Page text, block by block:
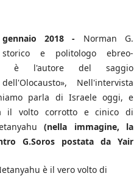
2018 - Norman G.
storico e politologo ebreo-
è l'autore del saggio
Nell'intervista
parla di Israele oggi, e
il volto corrotto e cinico di
(nella immagine, la
G.Soros postata da Yair
è il vero volto di